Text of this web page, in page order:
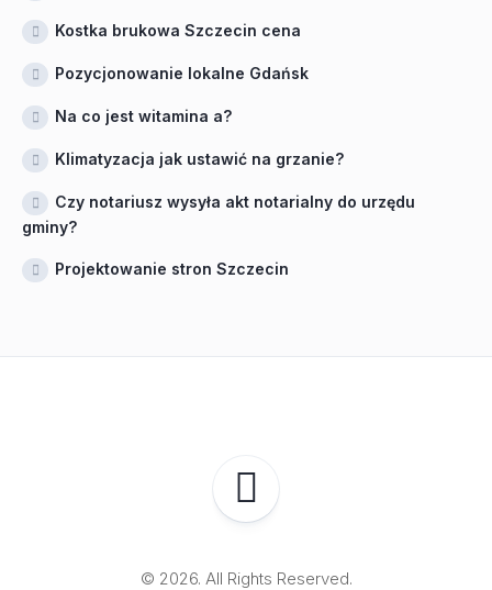
Kostka brukowa Szczecin cena
Pozycjonowanie lokalne Gdańsk
Na co jest witamina a?
Klimatyzacja jak ustawić na grzanie?
Czy notariusz wysyła akt notarialny do urzędu
gminy?
Projektowanie stron Szczecin
© 2026. All Rights Reserved.